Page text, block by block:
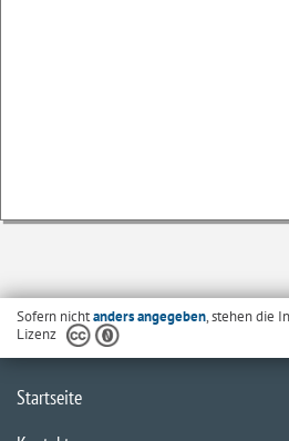
Sofern nichtanders angegeben, stehen die
Lizenz
Startseite